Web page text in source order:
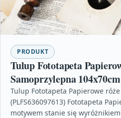
PRODUKT
Tulup Fototapeta
Samoprzylepna
Tulup Fototapeta Papierowe
(PLFS636097613) Fototapeta
motywem stanie się